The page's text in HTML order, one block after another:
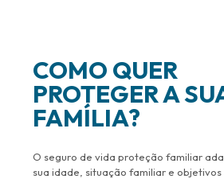
COMO QUER
PROTEGER A
FAMÍLIA?
O seguro de vida proteção familiar
sua idade, situação familiar e objetivos